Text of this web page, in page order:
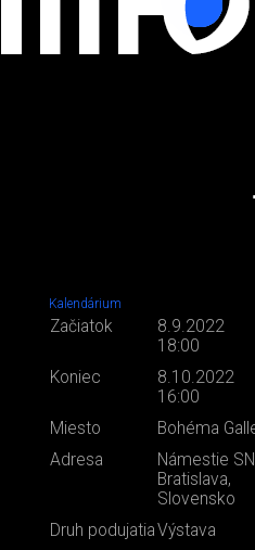
Kalendárium
Začiatok
8.9.2022
18:00
Koniec
8.10.2022
16:00
Miesto
Bohéma
Adresa
Námestie
Bratislava,
Slovensko
Druh podujatiaVýstava